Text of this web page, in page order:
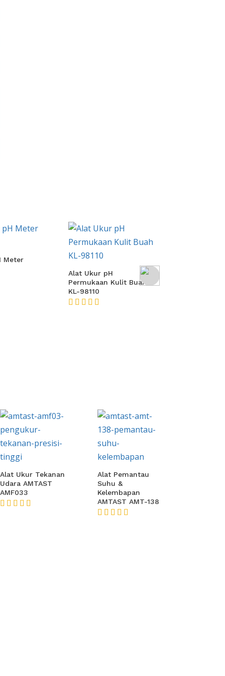
Meter
Alat Ukur pH
Permukaan Kulit Buah
KL-98110
Alat Ukur Tekanan
Udara AMTAST
AMF033
Alat Pemantau
Suhu &
Kelembapan
AMTAST AMT-138